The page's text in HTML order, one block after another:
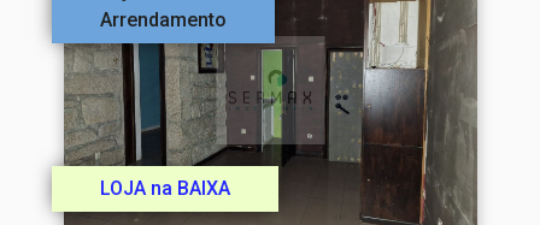
Arrendamento
LOJA na BAIXA